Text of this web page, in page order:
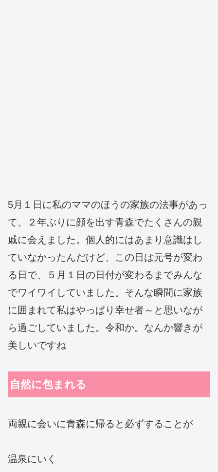
5月１日に私のママのほうの家族の法事があっ
て、２年ぶりに顔を出す青森でたくさんの親
戚に会えました。個人的にはあまり意識はし
ていなかったんだけど、この日は元号が変わ
る日で、５月１日の日付が変わるまでみんな
でワイワイしていました。そんな瞬間に家族
に囲まれて私はやっぱり幸せ者～と思いなが
ら過ごしていました。令和か。なんか響きが
美しいですね
自然に包まれる
両親に会いに青森に帰ると必ずすることが
温泉にいく